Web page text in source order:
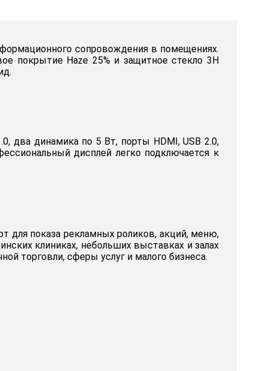
сопровождения в помещениях.
покрытие Haze 25% и защитное стекло 3H
два динамика по 5 Вт, порты HDMI, USB 2.0,
дисплей легко подключается к
для показа рекламных роликов, акций, меню,
клиниках, небольших выставках и залах
торговли, сферы услуг и малого бизнеса.